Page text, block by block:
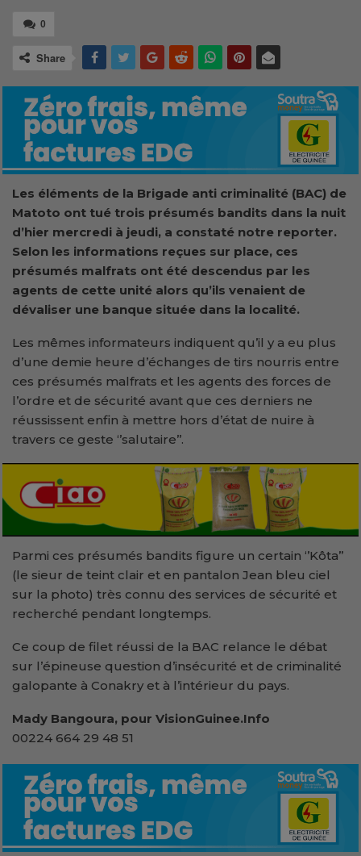
0
Share
Les éléments de la Brigade anti criminalité (BAC) de
Matoto ont tué trois présumés bandits dans la nuit
d’hier mercredi à jeudi, a constaté notre reporter.
Selon les informations reçues sur place, ces
présumés malfrats ont été descendus par les
agents de cette unité alors qu’ils venaient de
dévaliser une banque située dans la localité.
Les mêmes informateurs indiquent qu’il y a eu plus
d’une demie heure d’échanges de tirs nourris entre
ces présumés malfrats et les agents des forces de
l’ordre et de sécurité avant que ces derniers ne
réussissent enfin à mettre hors d’état de nuire à
travers ce geste ‘’salutaire’’.
Parmi ces présumés bandits figure un certain ‘’Kôta’’
(le sieur de teint clair et en pantalon Jean bleu ciel
sur la photo) très connu des services de sécurité et
recherché pendant longtemps.
Ce coup de filet réussi de la BAC relance le débat
sur l’épineuse question d’insécurité et de criminalité
galopante à Conakry et à l’intérieur du pays.
Mady Bangoura, pour VisionGuinee.Info
00224 664 29 48 51